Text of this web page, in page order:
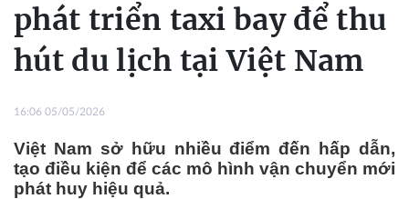
phát triển taxi bay để thu
hút du lịch tại Việt Nam
16:06 05/05/2026
Việt Nam sở hữu nhiều điểm đến hấp dẫn,
tạo điều kiện để các mô hình vận chuyển mới
phát huy hiệu quả.